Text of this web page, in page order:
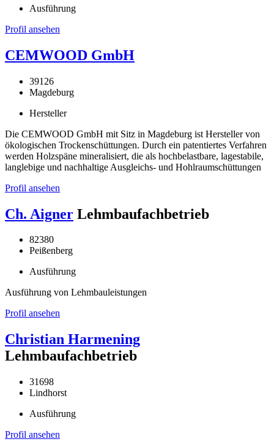
Ausführung
Profil ansehen
CEMWOOD GmbH
39126
Magdeburg
Hersteller
Die CEMWOOD GmbH mit Sitz in Magdeburg ist Hersteller von
ökologischen Trockenschüttungen. Durch ein patentiertes Verfahren
werden Holzspäne mineralisiert, die als hochbelastbare, lagestabile,
langlebige und nachhaltige Ausgleichs- und Hohlraumschüttungen
Profil ansehen
Ch. Aigner Lehmbaufachbetrieb
82380
Peißenberg
Ausführung
Ausführung von Lehmbauleistungen
Profil ansehen
Christian Harmening
Lehmbaufachbetrieb
31698
Lindhorst
Ausführung
Profil ansehen